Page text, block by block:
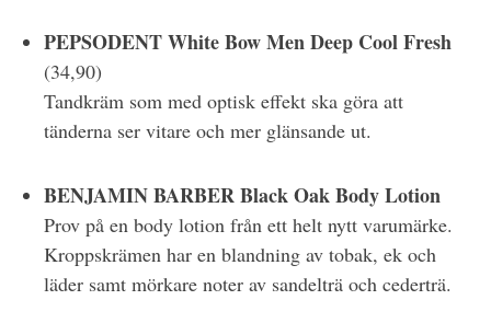
PEPSODENT White Bow Men Deep Cool Fresh
(34,90)
Tandkräm som med optisk effekt ska göra att
tänderna ser vitare och mer glänsande ut.
BENJAMIN BARBER Black Oak Body Lotion
Prov på en body lotion från ett helt nytt varumärke.
Kroppskrämen har en blandning av tobak, ek och
läder samt mörkare noter av sandelträ och cederträ.